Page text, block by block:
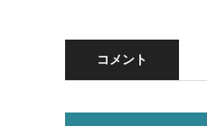
コメント